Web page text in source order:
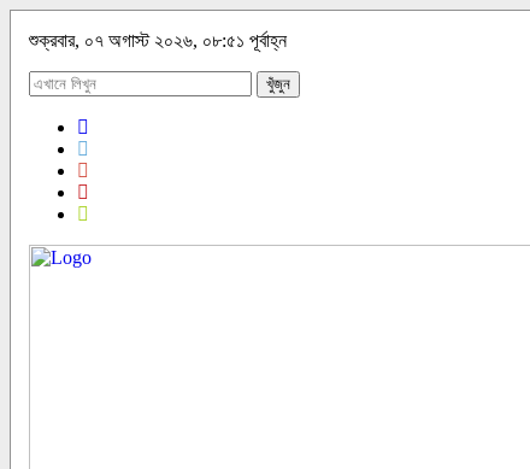
শুক্রবার, ০৭ অগাস্ট ২০২৬, ০৮:৫১ পূর্বাহ্ন
খুঁজুন